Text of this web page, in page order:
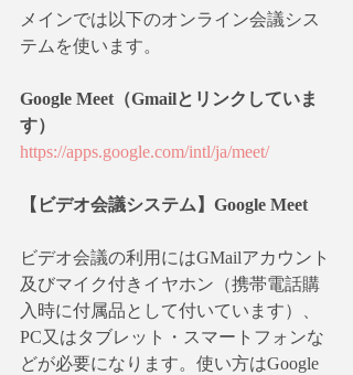
メインでは以下のオンライン会議シス
テムを使います。
Google Meet（Gmailとリンクしていま
す）
https://apps.google.com/intl/ja/meet/
【ビデオ会議システム】Google Meet
ビデオ会議の利用にはGMailアカウント
及びマイク付きイヤホン（携帯電話購
入時に付属品として付いています）、
PC又はタブレット・スマートフォンな
どが必要になります。使い方はGoogle